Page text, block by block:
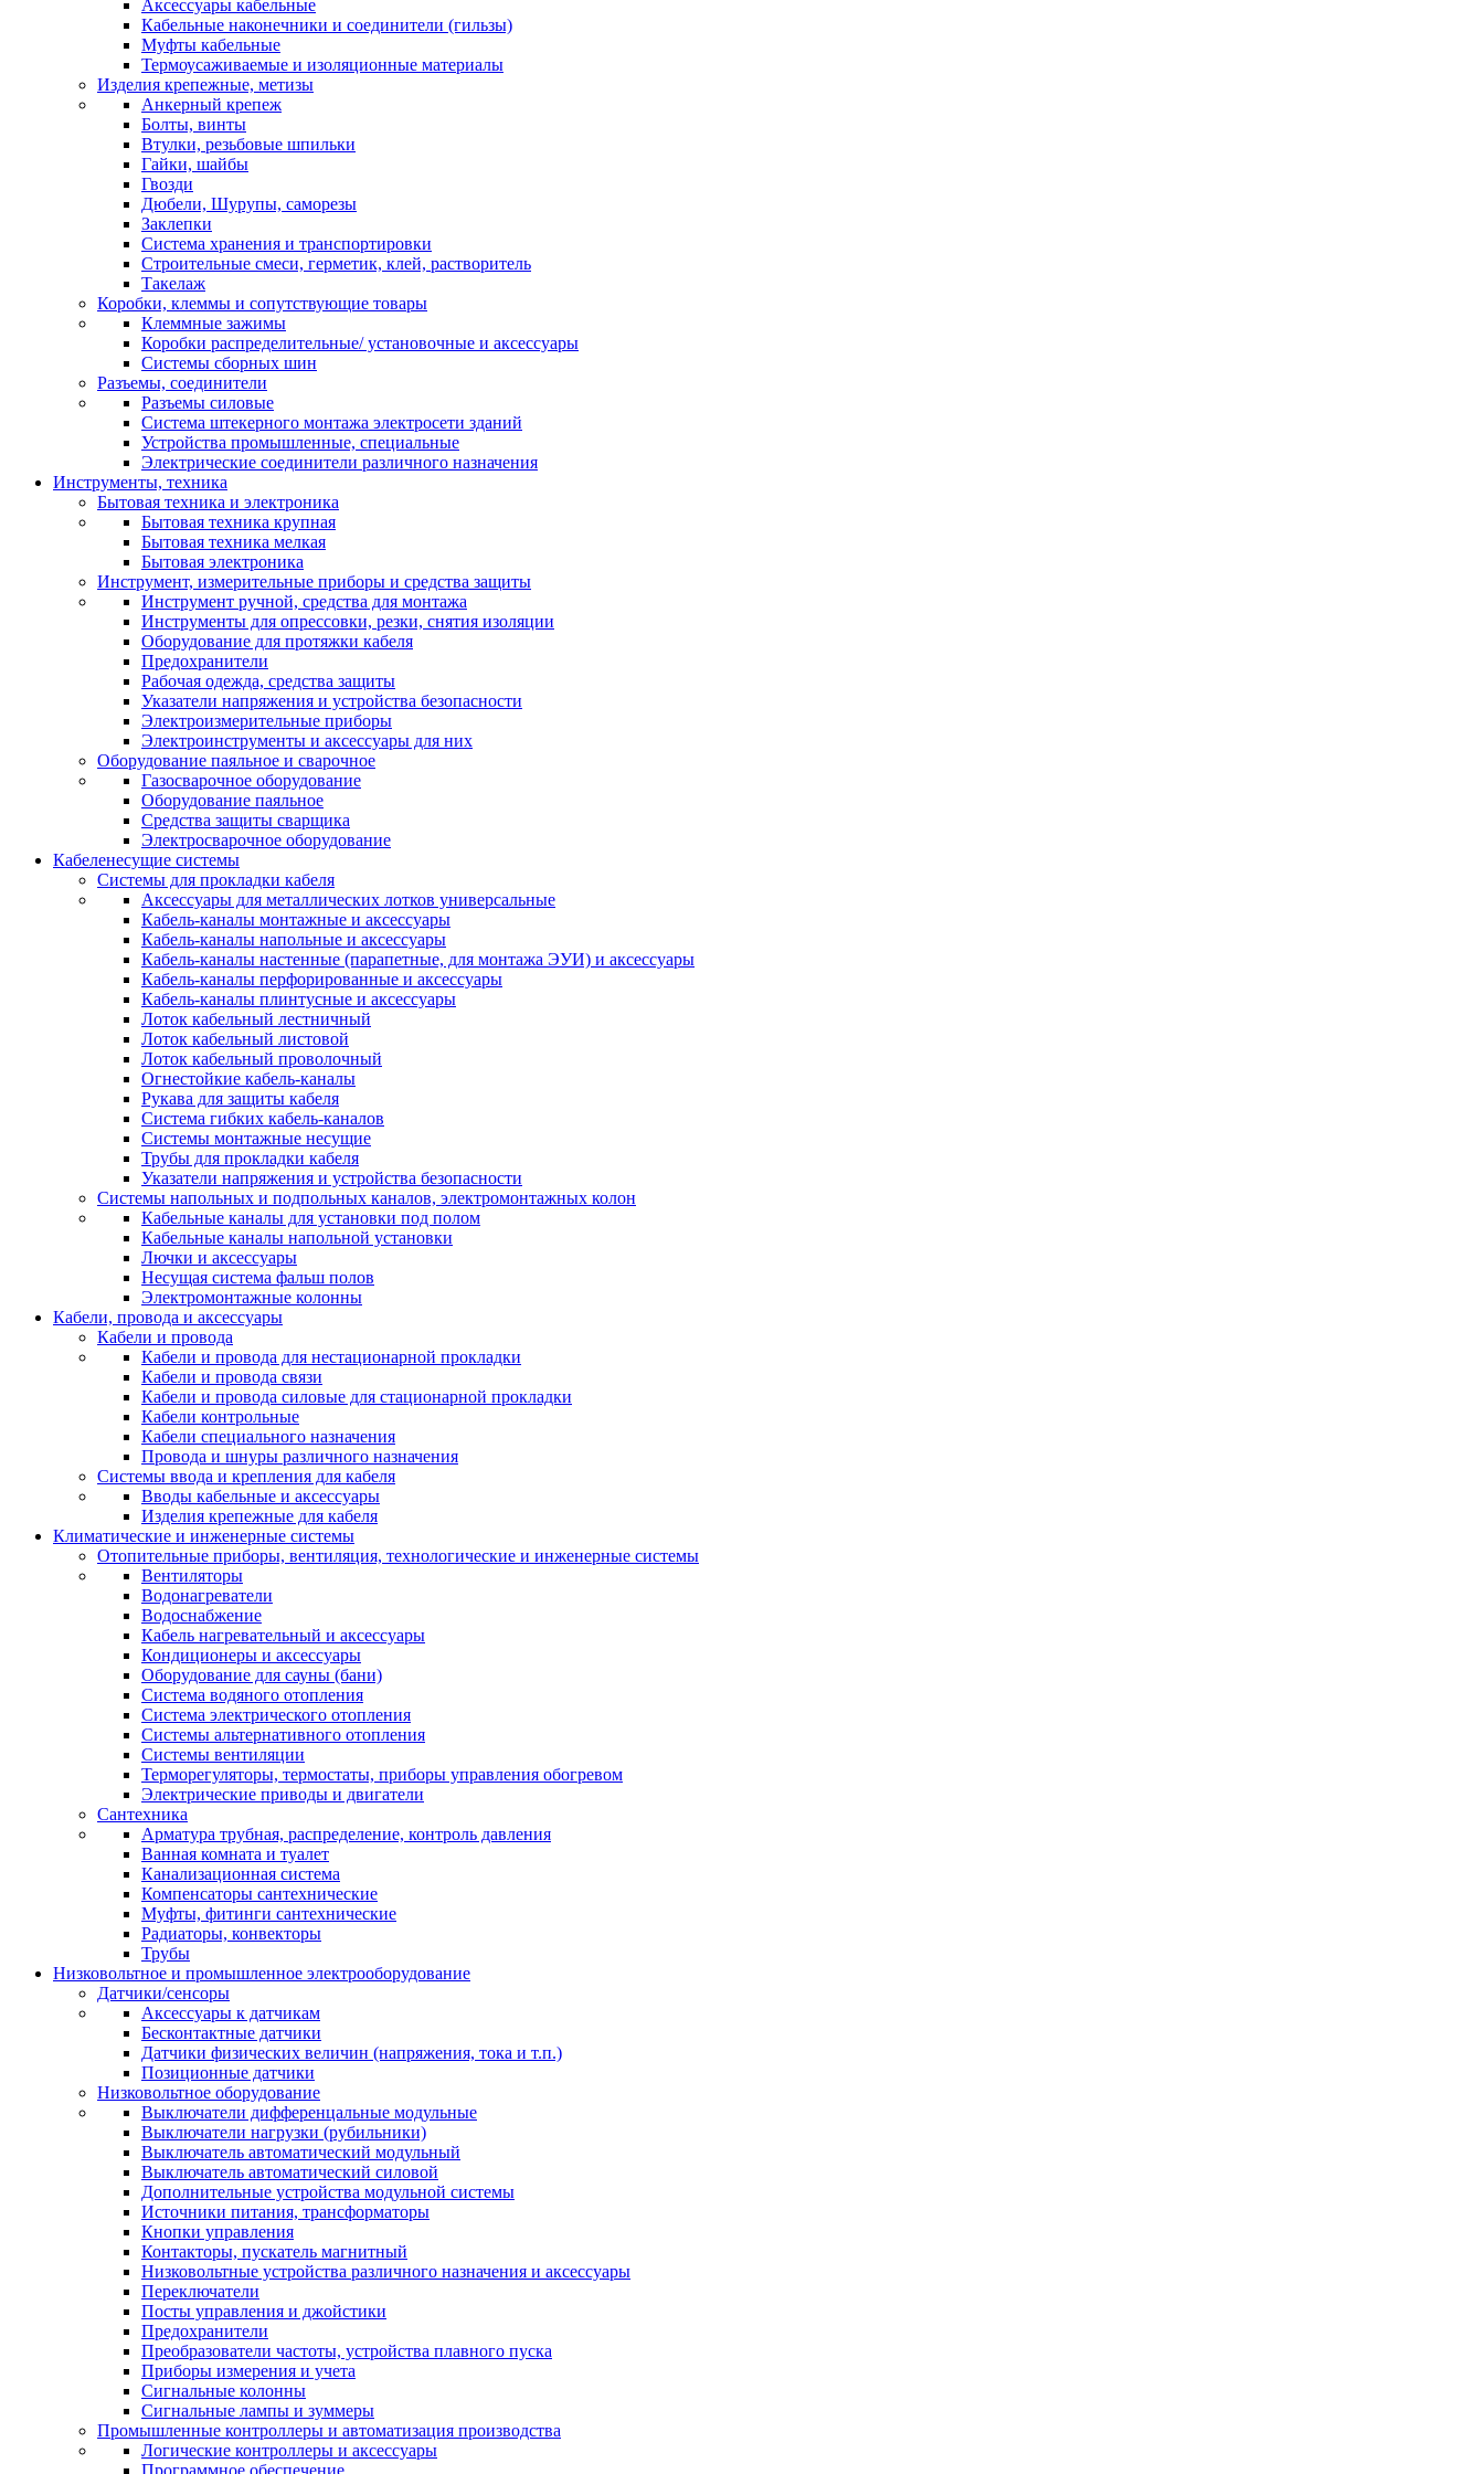
Аксессуары кабельные
Кабельные наконечники и соединители (гильзы)
Муфты кабельные
Термоусаживаемые и изоляционные материалы
Изделия крепежные, метизы
Анкерный крепеж
Болты, винты
Втулки, резьбовые шпильки
Гайки, шайбы
Гвозди
Дюбели, Шурупы, саморезы
Заклепки
Система хранения и транспортировки
Строительные смеси, герметик, клей, растворитель
Такелаж
Коробки, клеммы и сопутствующие товары
Клеммные зажимы
Коробки распределительные/ установочные и аксессуары
Системы сборных шин
Разъемы, соединители
Разъемы силовые
Система штекерного монтажа электросети зданий
Устройства промышленные, специальные
Электрические соединители различного назначения
Инструменты, техника
Бытовая техника и электроника
Бытовая техника крупная
Бытовая техника мелкая
Бытовая электроника
Инструмент, измерительные приборы и средства защиты
Инструмент ручной, средства для монтажа
Инструменты для опрессовки, резки, снятия изоляции
Оборудование для протяжки кабеля
Предохранители
Рабочая одежда, средства защиты
Указатели напряжения и устройства безопасности
Электроизмерительные приборы
Электроинструменты и аксессуары для них
Оборудование паяльное и сварочное
Газосварочное оборудование
Оборудование паяльное
Средства защиты сварщика
Электросварочное оборудование
Кабеленесущие системы
Системы для прокладки кабеля
Аксессуары для металлических лотков универсальные
Кабель-каналы монтажные и аксессуары
Кабель-каналы напольные и аксессуары
Кабель-каналы настенные (парапетные, для монтажа ЭУИ) и аксессуары
Кабель-каналы перфорированные и аксессуары
Кабель-каналы плинтусные и аксессуары
Лоток кабельный лестничный
Лоток кабельный листовой
Лоток кабельный проволочный
Огнестойкие кабель-каналы
Рукава для защиты кабеля
Система гибких кабель-каналов
Системы монтажные несущие
Трубы для прокладки кабеля
Указатели напряжения и устройства безопасности
Системы напольных и подпольных каналов, электромонтажных колон
Кабельные каналы для установки под полом
Кабельные каналы напольной установки
Лючки и аксессуары
Несущая система фальш полов
Электромонтажные колонны
Кабели, провода и аксессуары
Кабели и провода
Кабели и провода для нестационарной прокладки
Кабели и провода связи
Кабели и провода силовые для стационарной прокладки
Кабели контрольные
Кабели специального назначения
Провода и шнуры различного назначения
Системы ввода и крепления для кабеля
Вводы кабельные и аксессуары
Изделия крепежные для кабеля
Климатические и инженерные системы
Отопительные приборы, вентиляция, технологические и инженерные системы
Вентиляторы
Водонагреватели
Водоснабжение
Кабель нагревательный и аксессуары
Кондиционеры и аксессуары
Оборудование для сауны (бани)
Система водяного отопления
Система электрического отопления
Системы альтернативного отопления
Системы вентиляции
Терморегуляторы, термостаты, приборы управления обогревом
Электрические приводы и двигатели
Сантехника
Арматура трубная, распределение, контроль давления
Ванная комната и туалет
Канализационная система
Компенсаторы сантехнические
Муфты, фитинги сантехнические
Радиаторы, конвекторы
Трубы
Низковольтное и промышленное электрооборудование
Датчики/сенсоры
Аксессуары к датчикам
Бесконтактные датчики
Датчики физических величин (напряжения, тока и т.п.)
Позиционные датчики
Низковольтное оборудование
Выключатели дифференцальные модульные
Выключатели нагрузки (рубильники)
Выключатель автоматический модульный
Выключатель автоматический силовой
Дополнительные устройства модульной системы
Источники питания, трансформаторы
Кнопки управления
Контакторы, пускатель магнитный
Низковольтные устройства различного назначения и аксессуары
Переключатели
Посты управления и джойстики
Предохранители
Преобразователи частоты, устройства плавного пуска
Приборы измерения и учета
Сигнальные колонны
Сигнальные лампы и зуммеры
Промышленные контроллеры и автоматизация производства
Логические контроллеры и аксессуары
Программное обеспечение